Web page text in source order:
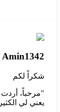
Amin1342
شكراً لكم
"مرحباً،
يعني لي